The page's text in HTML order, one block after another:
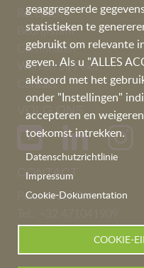
geaggregeerde
statistieken te
gebruikt om relevante
geven. Als u "ALLES
akkoord met het
onder "Instellingen"
accepteren en
toekomst intrekken.
Datenschutzrichtlinie
Impressum
Cookie-Dokumentation
COOKIE-
Recepten
Bedrijfsfilm
Certificaten
Werken bij Peka
Contact
VOLG ONS
CONTACT
Peka Kroef B.V.
belux@pekakroef.com